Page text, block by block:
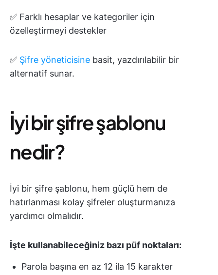
✅ Farklı hesaplar ve kategoriler için
özelleştirmeyi destekler
✅ Şifre yöneticisine basit, yazdırılabilir bir
alternatif sunar.
İyi bir şifre şablonu
nedir?
İyi bir şifre şablonu, hem güçlü hem de
hatırlanması kolay şifreler oluşturmanıza
yardımcı olmalıdır.
İşte kullanabileceğiniz bazı püf noktaları:
Parola başına en az 12 ila 15 karakter